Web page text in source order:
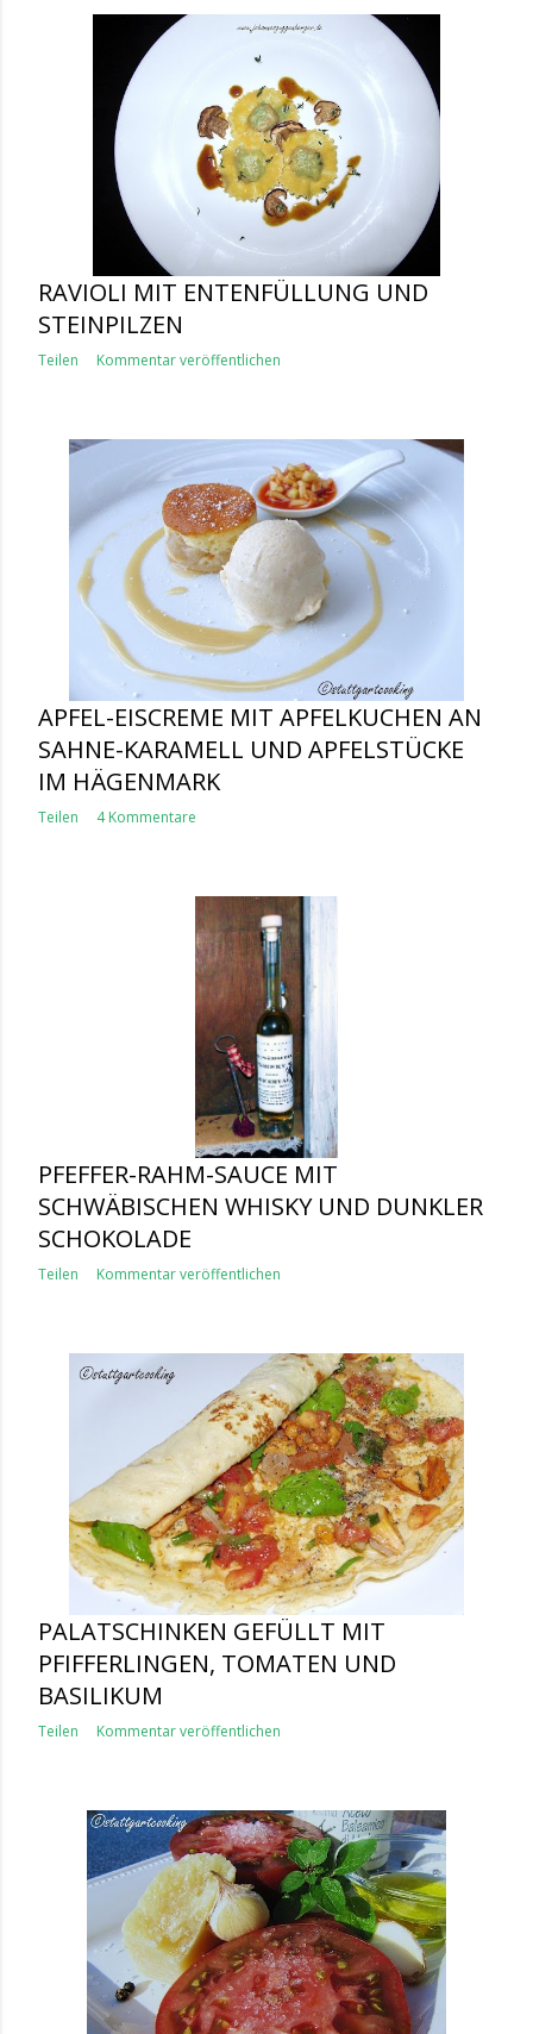
RAVIOLI MIT ENTENFÜLLUNG UND
STEINPILZEN
Teilen Kommentar veröffentlichen
APFEL-EISCREME MIT APFELKUCHEN AN
SAHNE-KARAMELL UND APFELSTÜCKE
IM HÄGENMARK
Teilen 4 Kommentare
PFEFFER-RAHM-SAUCE MIT
SCHWÄBISCHEN WHISKY UND DUNKLER
SCHOKOLADE
Teilen Kommentar veröffentlichen
PALATSCHINKEN GEFÜLLT MIT
PFIFFERLINGEN, TOMATEN UND
BASILIKUM
Teilen Kommentar veröffentlichen